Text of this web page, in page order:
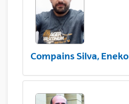
Compains Silva, Eneko